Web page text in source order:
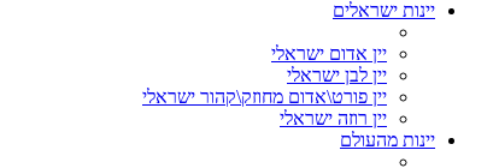
יינות ישראלים
יין אדום ישראלי
יין לבן ישראלי
יין פורט\אדום מחוזק\קהור ישראלי
יין רוזה ישראלי
יינות מהעולם